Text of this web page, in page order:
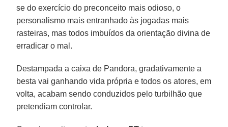
se do exercício do preconceito mais odioso, o
personalismo mais entranhado às jogadas mais
rasteiras, mas todos imbuídos da orientação divina de
erradicar o mal.
Destampada a caixa de Pandora, gradativamente a
besta vai ganhando vida própria e todos os atores, em
volta, acabam sendo conduzidos pelo turbilhão que
pretendiam controlar.